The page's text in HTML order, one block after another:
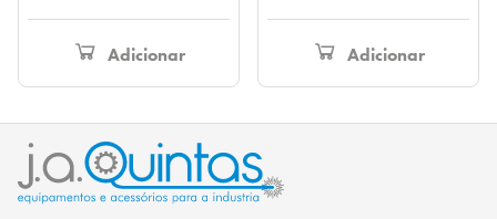
preço
original
preço
Adicionar
original
era:
atual
Adicionar